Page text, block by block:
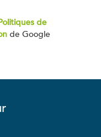
de
de Google